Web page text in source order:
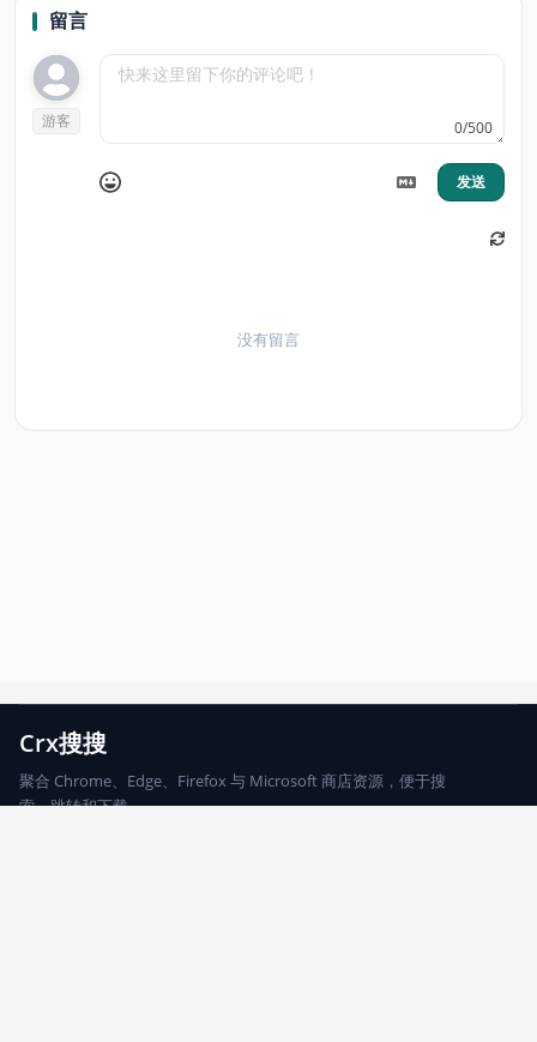
留言
游客 0/500
发送
没有留言
Crx搜搜
聚合 Chrome、Edge、Firefox 与 Microsoft 商店资源，便于搜
索、跳转和下载。